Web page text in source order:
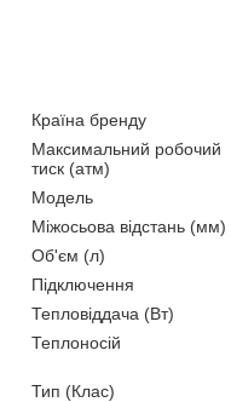
Країна бренду
Максимальний робочий
тиск (атм)
Мoдель
Міжосьова відстань (мм)
Об'єм (л)
Підключення
Тепловіддача (Вт)
Теплоносій
Тип (Клас)